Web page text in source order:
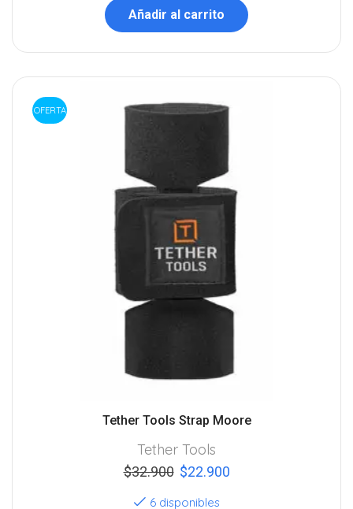
Añadir al carrito
OFERTA
Tether Tools Strap Moore
Tether Tools
$32.900 $22.900
6 disponibles